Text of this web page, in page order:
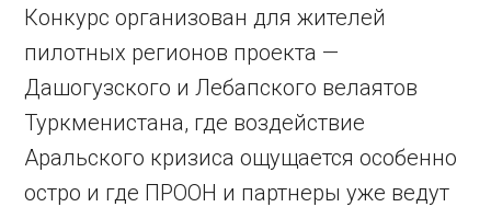
Конкурс организован для жителей
пилотных регионов проекта —
Дашогузского и Лебапского велаятов
Туркменистана, где воздействие
Аральского кризиса ощущается особенно
остро и где ПРООН и партнеры уже ведут